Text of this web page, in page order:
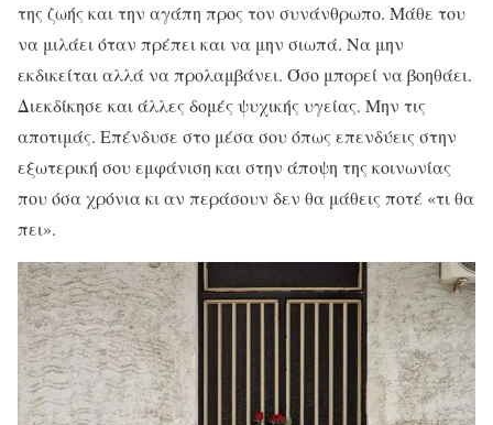
της ζωής και την αγάπη προς τον συνάνθρωπο. Μάθε του
να μιλάει όταν πρέπει και να μην σιωπά. Να μην
εκδικείται αλλά να προλαμβάνει. Όσο μπορεί να βοηθάει.
Διεκδίκησε και άλλες δομές ψυχικής υγείας. Μην τις
αποτιμάς. Επένδυσε στο μέσα σου όπως επενδύεις στην
εξωτερική σου εμφάνιση και στην άποψη της κοινωνίας
που όσα χρόνια κι αν περάσουν δεν θα μάθεις ποτέ «τι θα
πει».